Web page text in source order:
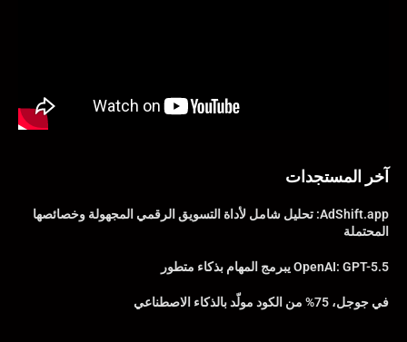
آخر المستجدات
AdShift.app: تحليل شامل لأداة التسويق الرقمي المجهولة وخصائصها
المحتملة
OpenAI: GPT-5.5 يبرمج المهام بذكاء متطور
في جوجل، 75% من الكود مولّد بالذكاء الاصطناعي